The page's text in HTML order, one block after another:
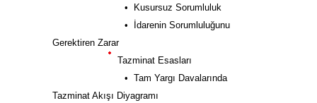
• Kusursuz Sorumluluk
• İdarenin Sorumluluğunu
Gerektiren Zarar
Tazminat Esasları
• Tam Yargı Davalarında
Tazminat Akışı Diyagramı